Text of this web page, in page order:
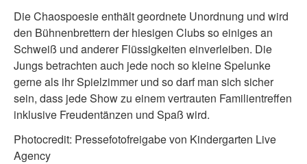
Die Chaospoesie enthält geordnete Unordnung und wird
den Bühnenbrettern der hiesigen Clubs so einiges an
Schweiß und anderer Flüssigkeiten einverleiben. Die
Jungs betrachten auch jede noch so kleine Spelunke
gerne als ihr Spielzimmer und so darf man sich sicher
sein, dass jede Show zu einem vertrauten Familientreffen
inklusive Freudentänzen und Spaß wird.
Photocredit: Pressefotofreigabe von Kindergarten Live
Agency